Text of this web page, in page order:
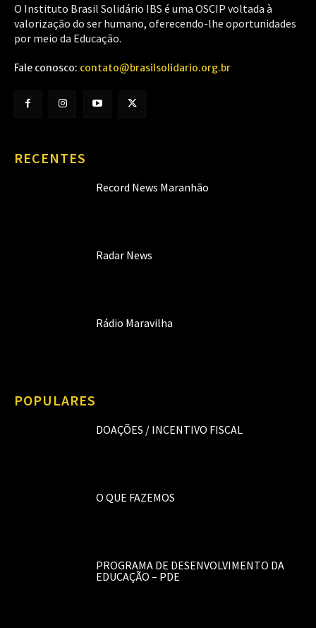
O Instituto Brasil Solidário IBS é uma OSCIP voltada à
valorização do ser humano, oferecendo-lhe oportunidades
por meio da Educação.
Fale conosco: contato@brasilsolidario.org.br
RECENTES
Record News Maranhão
Radar News
Rádio Maravilha
POPULARES
DOAÇÕES / INCENTIVO FISCAL
O QUE FAZEMOS
PROGRAMA DE DESENVOLVIMENTO DA
EDUCAÇÃO – PDE